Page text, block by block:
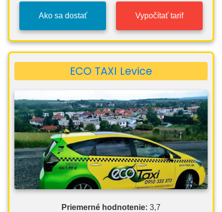
Ako sa dostať Vypočítať tarif
ECO TAXI Levice
Priemerné hodnotenie: 3,7